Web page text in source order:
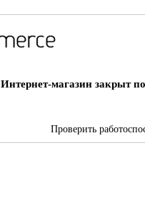
Интернет-магазин закрыт
Проверить